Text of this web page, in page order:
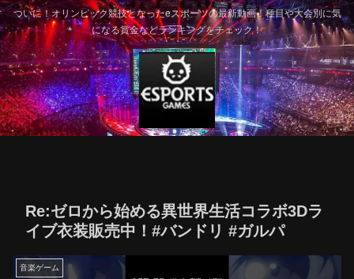
ついに！オリンピック競技となったeスポーツの最新動画！種目や大会別に気
になる賞金などランキングをチェック！
Re:ゼロから始める異世界生活コラボ3Dラ
イブ衣装販売中！#バンドリ #ガルパ
音楽ゲーム